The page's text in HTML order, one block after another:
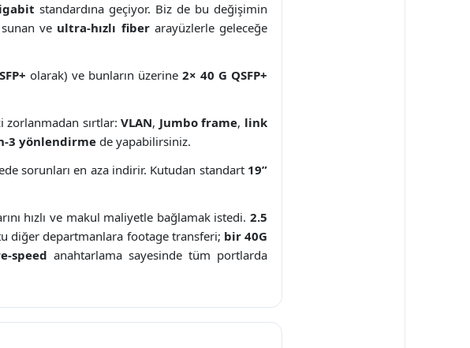
standardına geçiyor. Biz de bu değişimin
ve ultra-hızlı fiberarayüzlerle geleceğe
olarak) ve bunların üzerine2× 40 G QSFP+
zorlanmadan sırtlar:VLAN, Jumbo frame, link
3 yönlendirme de yapabilirsiniz.
sorunları en aza indirir. Kutudan standart 19”
hızlı ve makul maliyetle bağlamak istedi. 2.5
diğer departmanlara footagetransferi; bir 40G
speed anahtarlama sayesinde tüm portlarda